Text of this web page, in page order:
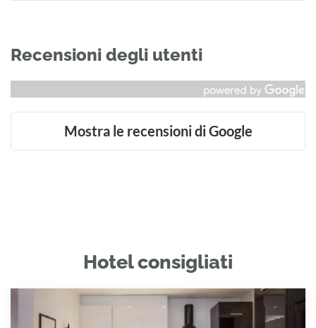
Recensioni degli utenti
Mostra le recensioni di Google
Hotel consigliati